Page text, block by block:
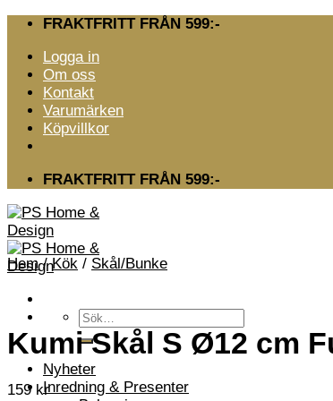
Skip
content
FRAKTFRITT FRÅN 599:-
Logga in
Om oss
Kontakt
Varumärken
Köpvillkor
FRAKTFRITT FRÅN 599:-
Sök
efter:
Nyheter
Inredning & Presenter
Hem / Kök / Skål/Bunke
Kumi Skål S Ø12 cm
159 kr